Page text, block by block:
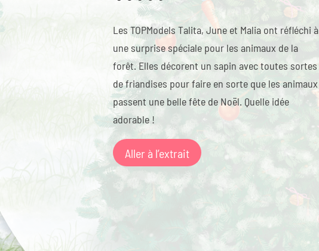
Les TOPModels Talita, June et Malia ont réfléchi à
une surprise spéciale pour les animaux de la
forêt. Elles décorent un sapin avec toutes sortes
de friandises pour faire en sorte que les animaux
passent une belle fête de Noël. Quelle idée
adorable !
Aller à l’extrait